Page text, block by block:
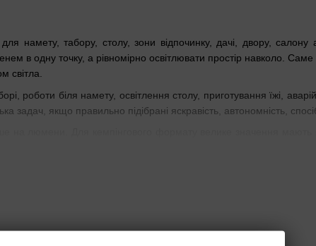
намету, табору, столу, зони відпочинку, дачі, двору, салону
в одну точку, а рівномірно освітлювати простір навколо. Саме
світла.
роботи біля намету, освітлення столу, приготування їжі,
задач, якщо правильно підібрані яскравість, автономність,